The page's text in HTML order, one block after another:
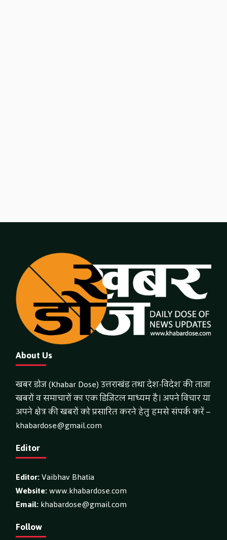
About Us
खबर डोज (Khabar Dose) उत्तराखंड तथा देश-विदेश की ताजा
खबरों व समाचारों का एक डिजिटल माध्यम है। अपने विचार या
अपने क्षेत्र की खबरों को प्रसारित करने हेतु हमसे संपर्क करें –
khabardose@gmail.com
Editor
Editor:Vaibhav Bhatia
Website:www.khabardose.com
Email:khabardose@gmail.com
Follow